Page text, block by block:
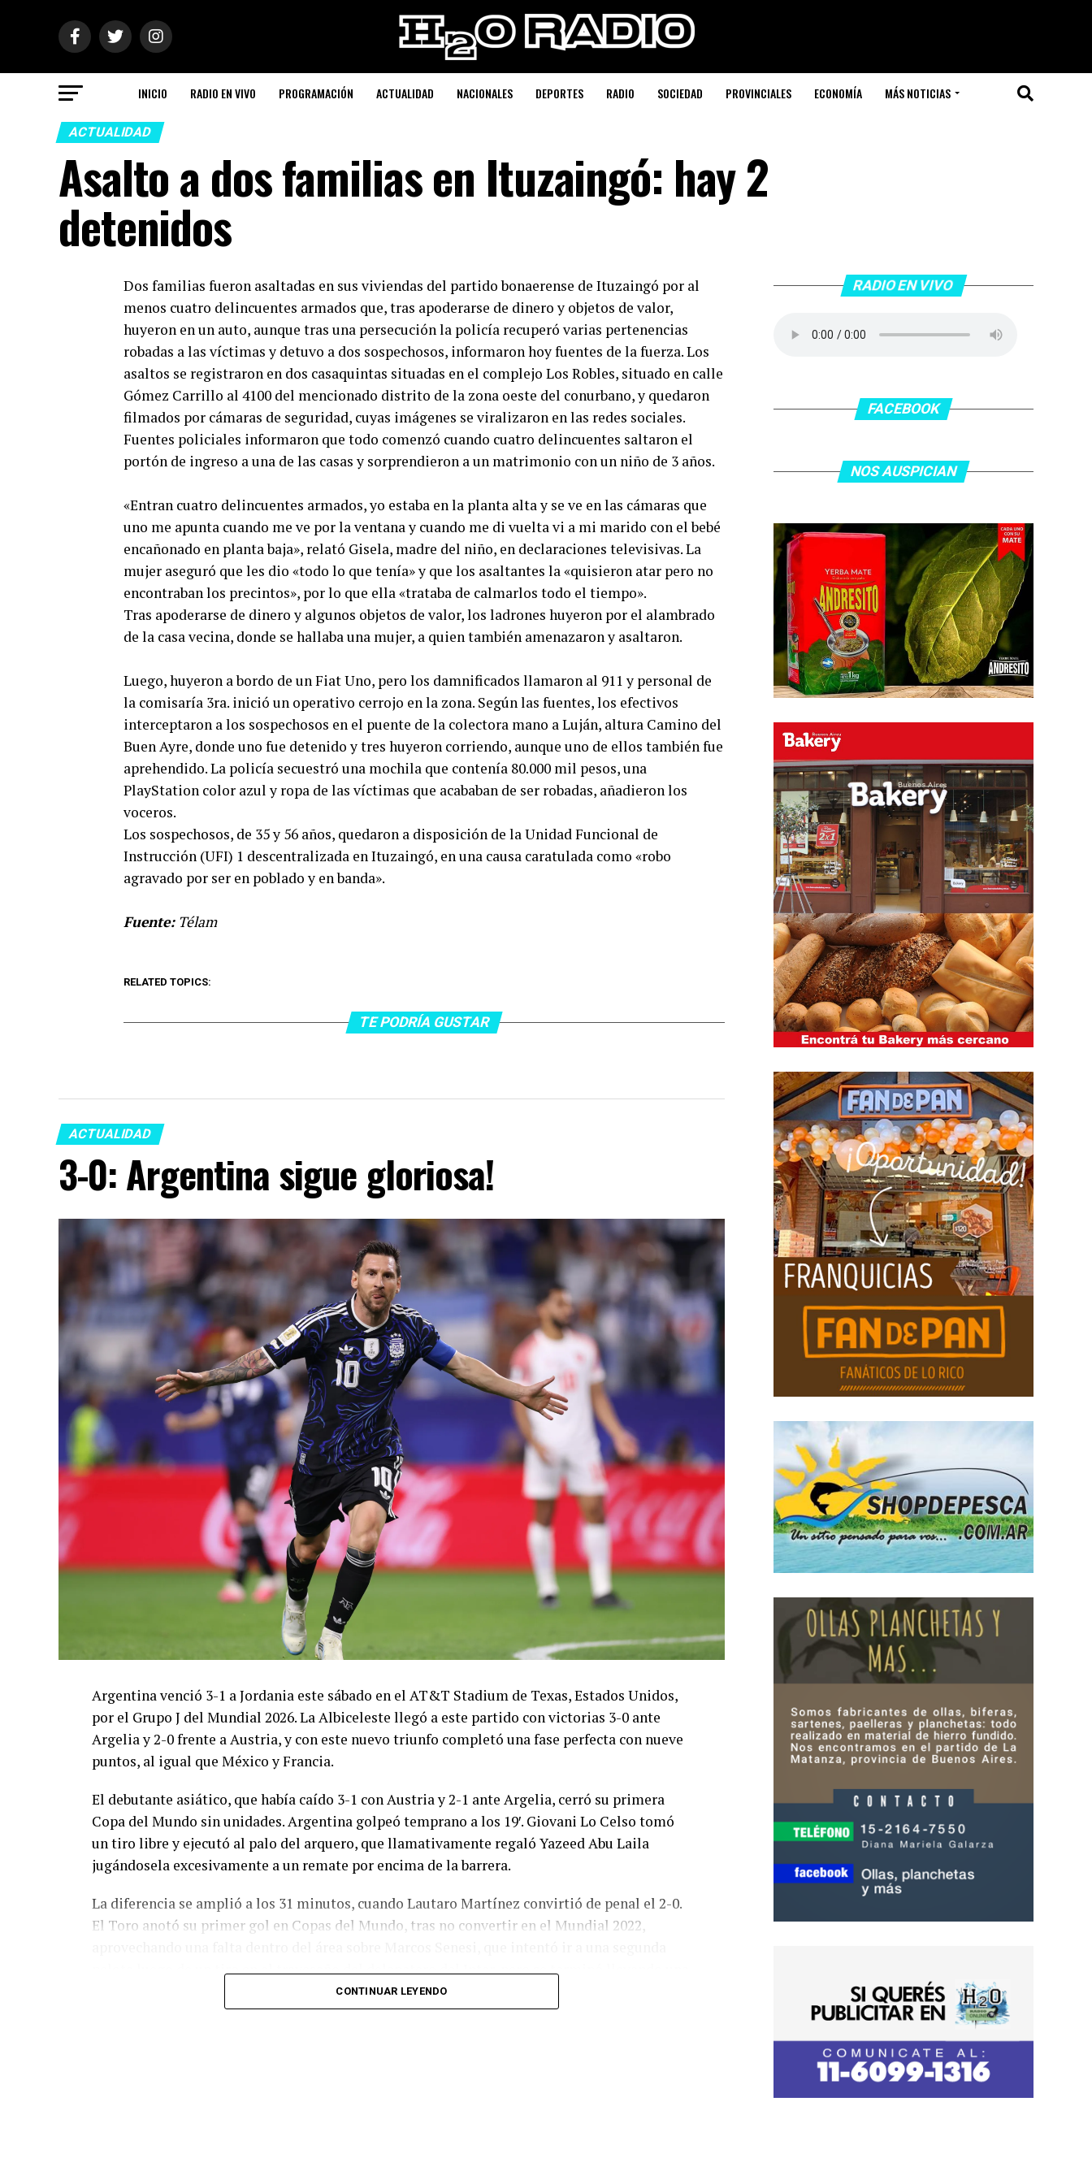
INICIO RADIO EN VIVO PROGRAMACIÓN ACTUALIDAD NACIONALES DEPORTES RADIO SOCIEDAD PROVINCIALES ECONOMÍA MÁS NOTICIAS
ACTUALIDAD
Asalto a dos familias en Ituzaingó: hay 2
detenidos
Dos familias fueron asaltadas en sus viviendas del partido bonaerense de Ituzaingó por al
menos cuatro delincuentes armados que, tras apoderarse de dinero y objetos de valor,
huyeron en un auto, aunque tras una persecución la policía recuperó varias pertenencias
robadas a las víctimas y detuvo a dos sospechosos, informaron hoy fuentes de la fuerza. Los
asaltos se registraron en dos casaquintas situadas en el complejo Los Robles, situado en calle
Gómez Carrillo al 4100 del mencionado distrito de la zona oeste del conurbano, y quedaron
filmados por cámaras de seguridad, cuyas imágenes se viralizaron en las redes sociales.
Fuentes policiales informaron que todo comenzó cuando cuatro delincuentes saltaron el
portón de ingreso a una de las casas y sorprendieron a un matrimonio con un niño de 3 años.
«Entran cuatro delincuentes armados, yo estaba en la planta alta y se ve en las cámaras que
uno me apunta cuando me ve por la ventana y cuando me di vuelta vi a mi marido con el bebé
encañonado en planta baja», relató Gisela, madre del niño, en declaraciones televisivas. La
mujer aseguró que les dio «todo lo que tenía» y que los asaltantes la «quisieron atar pero no
encontraban los precintos», por lo que ella «trataba de calmarlos todo el tiempo».
Tras apoderarse de dinero y algunos objetos de valor, los ladrones huyeron por el alambrado
de la casa vecina, donde se hallaba una mujer, a quien también amenazaron y asaltaron.
Luego, huyeron a bordo de un Fiat Uno, pero los damnificados llamaron al 911 y personal de
la comisaría 3ra. inició un operativo cerrojo en la zona. Según las fuentes, los efectivos
interceptaron a los sospechosos en el puente de la colectora mano a Luján, altura Camino del
Buen Ayre, donde uno fue detenido y tres huyeron corriendo, aunque uno de ellos también fue
aprehendido. La policía secuestró una mochila que contenía 80.000 mil pesos, una
PlayStation color azul y ropa de las víctimas que acababan de ser robadas, añadieron los
voceros.
Los sospechosos, de 35 y 56 años, quedaron a disposición de la Unidad Funcional de
Instrucción (UFI) 1 descentralizada en Ituzaingó, en una causa caratulada como «robo
agravado por ser en poblado y en banda».
Fuente:Télam
RELATED TOPICS:
TE PODRÍA GUSTAR
ACTUALIDAD
3-0: Argentina sigue gloriosa!
Argentina venció 3-1 a Jordania este sábado en el AT&T Stadium de Texas, Estados Unidos,
por el Grupo J del Mundial 2026. La Albiceleste llegó a este partido con victorias 3-0 ante
Argelia y 2-0 frente a Austria, y con este nuevo triunfo completó una fase perfecta con nueve
puntos, al igual que México y Francia.
El debutante asiático, que había caído 3-1 con Austria y 2-1 ante Argelia, cerró su primera
Copa del Mundo sin unidades. Argentina golpeó temprano a los 19′. Giovani Lo Celso tomó
un tiro libre y ejecutó al palo del arquero, que llamativamente regaló Yazeed Abu Laila
jugándosela excesivamente a un remate por encima de la barrera.
La diferencia se amplió a los 31 minutos, cuando Lautaro Martínez convirtió de penal el 2-0.
El Toro anotó su primer gol en Copas del Mundo, tras no convertir en el Mundial 2022,
pelota luego de un tiro en el travesaño del delanatero del Inter, pero se terminó llevando una
CONTINUAR LEYENDO
RADIO EN VIVO
FACEBOOK
NOS AUSPICIAN